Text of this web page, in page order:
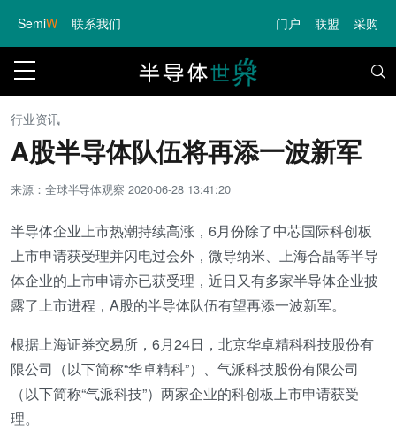
SemiW 联系我们 门户 联盟 采购
行业资讯
A股半导体队伍将再添一波新军
来源：全球半导体观察 2020-06-28 13:41:20
半导体企业上市热潮持续高涨，6月份除了中芯国际科创板
上市申请获受理并闪电过会外，微导纳米、上海合晶等半导
体企业的上市申请亦已获受理，近日又有多家半导体企业披
露了上市进程，A股的半导体队伍有望再添一波新军。
根据上海证券交易所，6月24日，北京华卓精科科技股份有
限公司（以下简称“华卓精科”）、气派科技股份有限公司
（以下简称“气派科技”）两家企业的科创板上市申请获受
理。